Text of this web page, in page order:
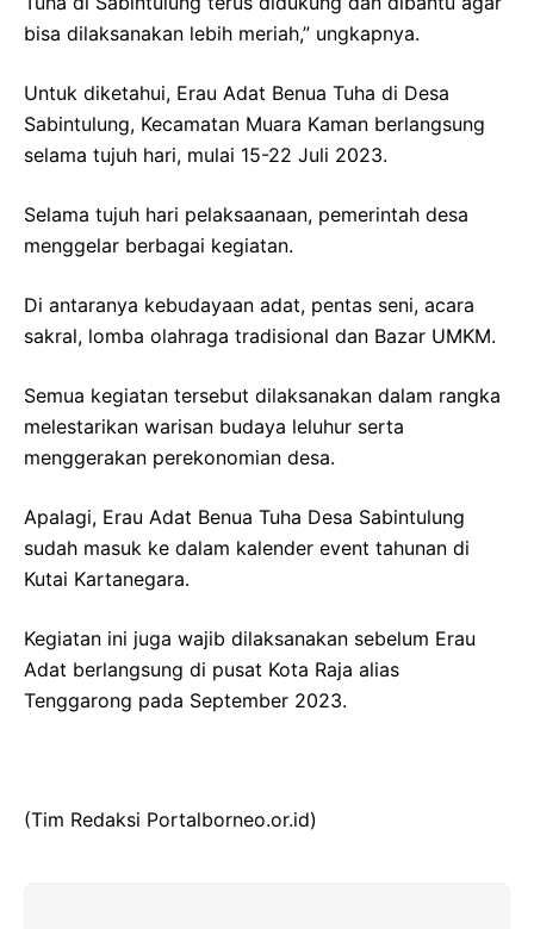
bisa dilaksanakan lebih meriah,” ungkapnya.
Untuk diketahui, Erau Adat Benua Tuha di Desa
Sabintulung, Kecamatan Muara Kaman berlangsung
selama tujuh hari, mulai 15-22 Juli 2023.
Selama tujuh hari pelaksaanaan, pemerintah desa
menggelar berbagai kegiatan.
Di antaranya kebudayaan adat, pentas seni, acara
sakral, lomba olahraga tradisional dan Bazar UMKM.
Semua kegiatan tersebut dilaksanakan dalam rangka
melestarikan warisan budaya leluhur serta
menggerakan perekonomian desa.
Apalagi, Erau Adat Benua Tuha Desa Sabintulung
sudah masuk ke dalam kalender event tahunan di
Kutai Kartanegara.
Kegiatan ini juga wajib dilaksanakan sebelum Erau
Adat berlangsung di pusat Kota Raja alias
Tenggarong pada September 2023.
(Tim Redaksi Portalborneo.or.id)